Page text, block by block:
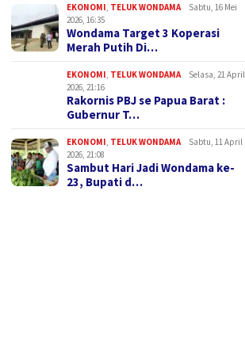
EKONOMI TELUK WONDAMA
Sabtu, 16 Mei
2026, 16:35
Wondama Target 3 Koperasi
Merah Putih Di…
EKONOMI TELUK WONDAMA
Selasa, 21 April
2026, 21:16
Rakornis PBJ se Papua Barat :
Gubernur T…
EKONOMI TELUK WONDAMA
Sabtu, 11 April
2026, 21:08
Sambut Hari Jadi Wondama ke-
23, Bupati d…